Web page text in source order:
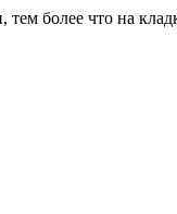
более что на